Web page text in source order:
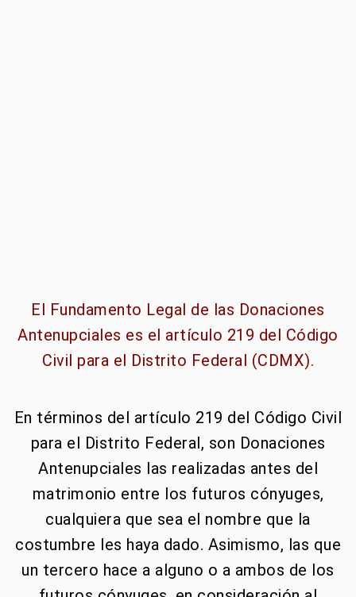
El Fundamento Legal de las Donaciones
Antenupciales es el artículo 219 del Código
Civil para el Distrito Federal (CDMX).
En términos del artículo 219 del Código Civil
para el Distrito Federal, son Donaciones
Antenupciales las realizadas antes del
matrimonio entre los futuros cónyuges,
cualquiera que sea el nombre que la
costumbre les haya dado. Asimismo, las que
un tercero hace a alguno o a ambos de los